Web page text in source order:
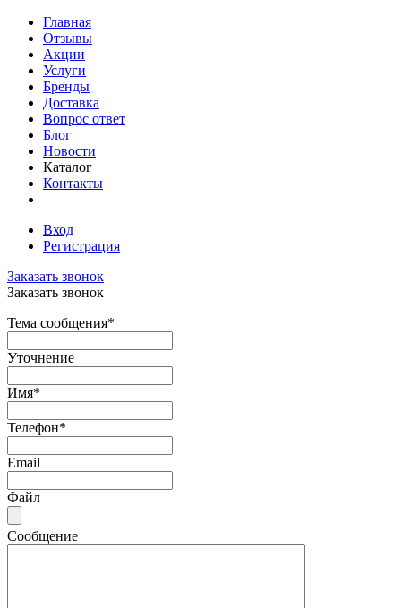
Главная
Отзывы
Акции
Услуги
Бренды
Доставка
Вопрос ответ
Блог
Новости
Каталог
Контакты
Вход
Регистрация
Заказать звонок
Заказать звонок
Тема сообщения*
Уточнение
Имя*
Телефон*
Email
Файл
Сообщение